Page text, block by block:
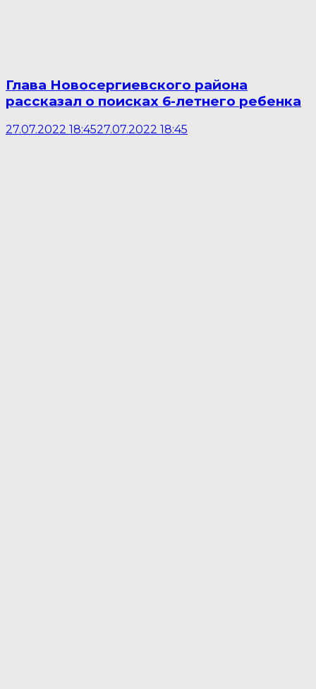
Глава Новосергиевского района
рассказал о поисках 6-летнего ребенка
27.07.2022 18:4527.07.2022 18:45